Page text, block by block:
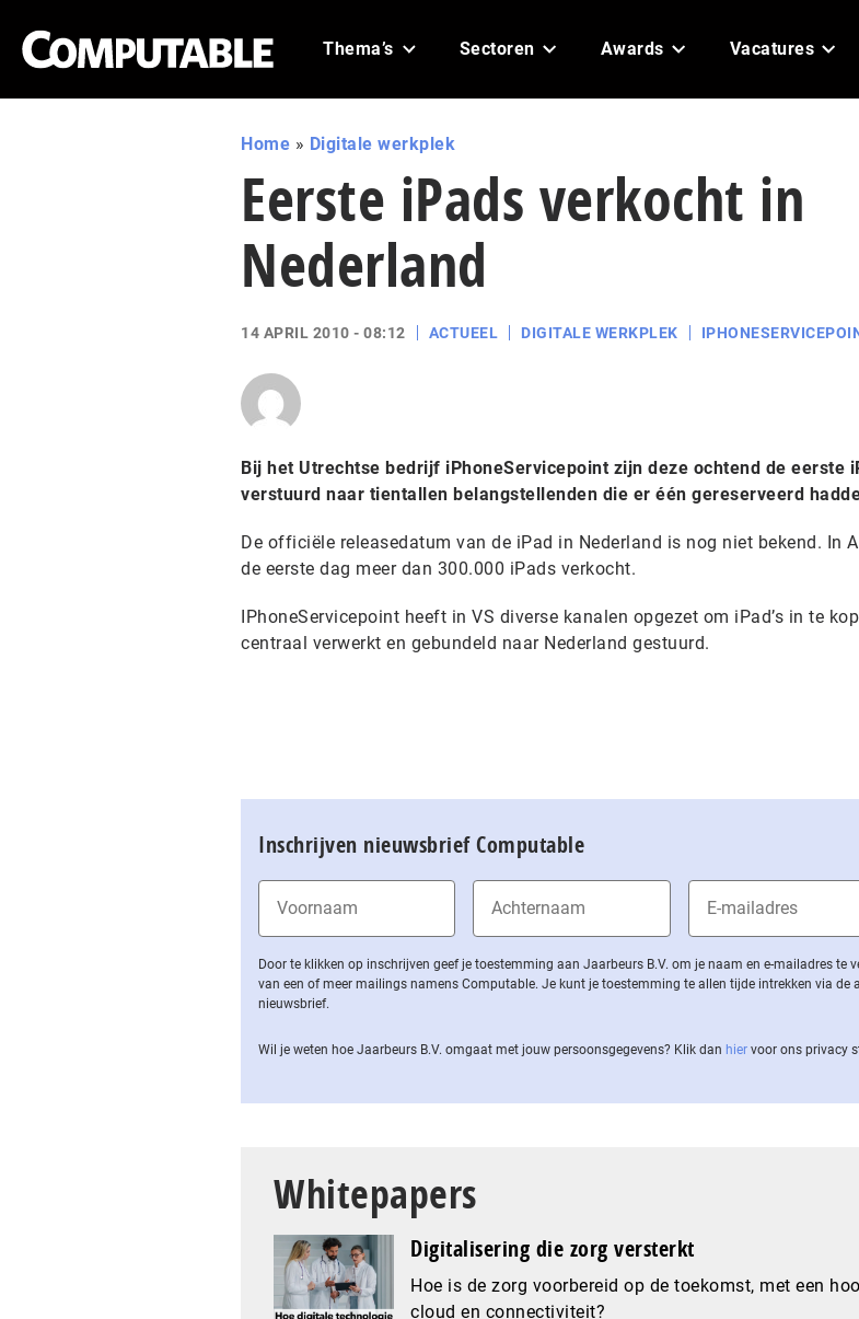
Thema’s Sectoren Awards Vacatures
Home » Digitale werkplek
Eerste iPads verkocht in
Nederland
14 APRIL 2010 - 08:12 ACTUEEL DIGITALE WERKPLEK
Bij het Utrechtse bedrijf iPhoneServicepoint zijn deze ochtend de eerste
verstuurd naar tientallen belangstellenden die er één gereserveerd
De officiële releasedatum van de iPad in Nederland is nog niet bekend. In
de eerste dag meer dan 300.000 iPads verkocht.
IPhoneServicepoint heeft in VS diverse kanalen opgezet om iPad’s in te
centraal verwerkt en gebundeld naar Nederland gestuurd.
Inschrijven nieuwsbrief Computable
Door te klikken op inschrijven geef je toestemming aan Jaarbeurs B.V. om je naam en e-mailadres te
van een of meer mailings namens Computable. Je kunt je toestemming te allen tijde intrekken via de
nieuwsbrief.
Wil je weten hoe Jaarbeurs B.V. omgaat met jouw per­soons­ge­ge­vens? Klik dan hier voor ons privacy
Whitepapers
Digitalisering die zorg versterkt
Hoe is de zorg voorbereid op de toekomst, met een
cloud en connectiviteit?